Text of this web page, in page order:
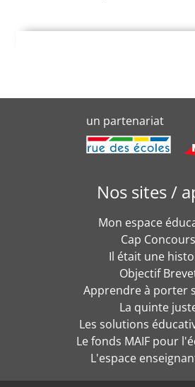
un partenariat
Nos sites /
Mon espace
Cap Concours
Il était une
Objectif
Apprendre à porter
La quinte
Les solutions
Le fonds MAIF pour
L'espace